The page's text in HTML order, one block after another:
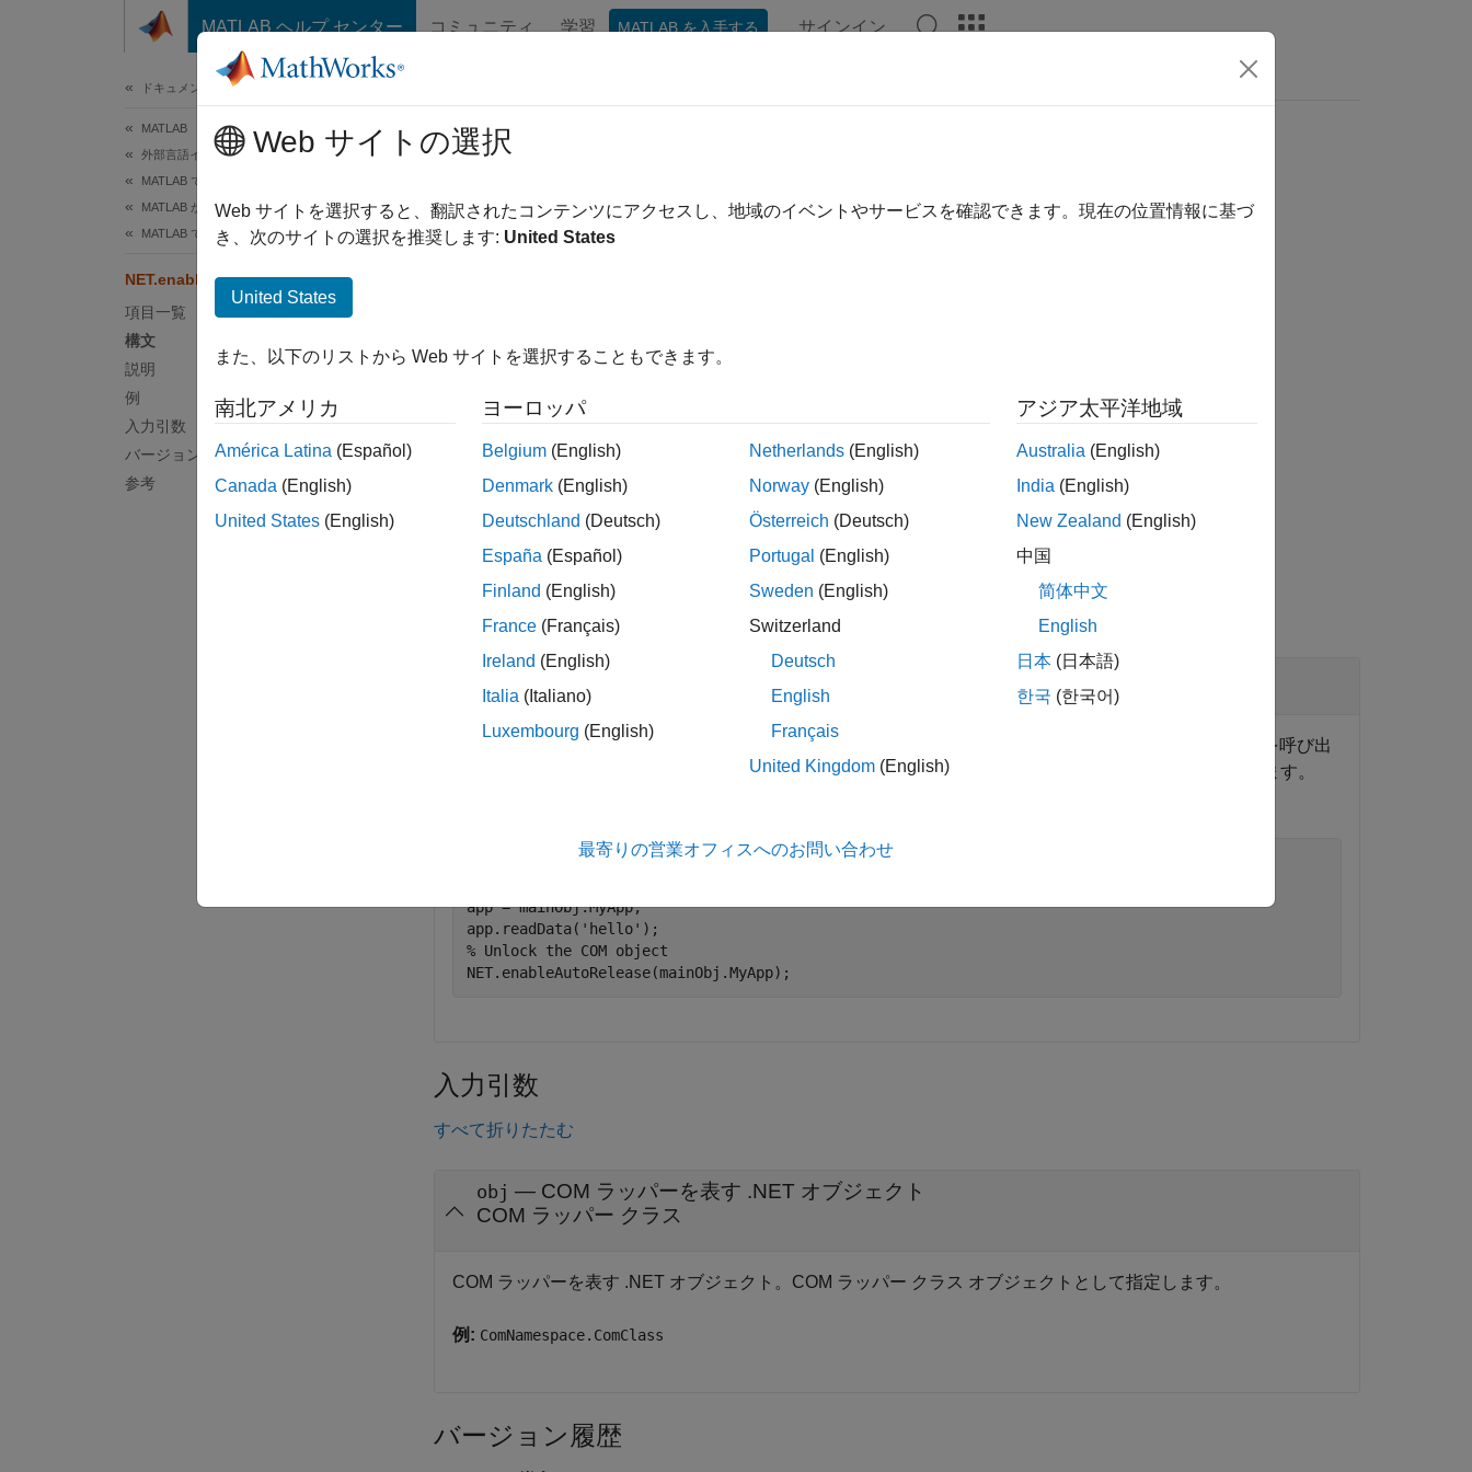
コンテンツへスキップ
MATLAB ヘルプ センター コミュニティ 学習 MATLAB を入手する サインイン
ドキュメンテーションのホーム
MATLAB
外部言語インターフェイス
MATLAB での .NET
MATLAB からの .NET の呼び出し
MATLAB での .NET データ型
NET.enableAutoRelease
項目一覧
構文
説明
例
入力引数
バージョン履歴
参考
NET.enableAutoRelease
ランタイム呼び出し可能ラッパー (COM ラッパー) を表す .NET オブジェクトをロック解除する
説明
NET.enableAutoRelease( は、オブジェクトがスコープ外になったときに COM ラッパーを解放します。
この関数は、オブジェクトが NET.disableAutoRelease を使用してロックされている場合のみ呼び出します。
すべて折りたたむ
次の疑似コードは、COM オブジェクトを返す関数 (
」を参照) を呼び出
NetDocTest.MyClassのmainObjオブジェクトには、 プロパティがあります。
mainObj = NetDocTest.MyClass;
app = mainObj.MyApp;
app.readData( 'hello'
% Unlock the COM object
入力引数
すべて折りたたむ
obj — COM ラッパーを表す .NET オブジェクト
COM ラッパー クラス
COM ラッパーを表す .NET オブジェクト。COM ラッパー クラス オブジェクトとして指定します。
例: ComNamespace.ComClass
バージョン履歴
Web サイトの選択
Web サイトを選択すると、翻訳されたコンテンツにアクセスし、地域のイベントやサービスを確認できます。現在の位置情報に基づ
き、次のサイトの選択を推奨します: United States
United States
また、以下のリストから Web サイトを選択することもできます。
南北アメリカ
América Latina (Español)
Canada (English)
United States (English)
ヨーロッパ
Belgium (English)
Denmark (English)
Deutschland (Deutsch)
España (Español)
Finland (English)
France (Français)
Ireland (English)
Italia (Italiano)
Luxembourg (English)
Netherlands (English)
Norway (English)
Österreich (Deutsch)
Portugal (English)
Sweden (English)
Switzerland
Deutsch
English
Français
United Kingdom (English)
アジア太平洋地域
Australia (English)
India (English)
New Zealand (English)
中国
简体中文
English
日本 (日本語)
한국 (한국어)
最寄りの営業オフィスへのお問い合わせ